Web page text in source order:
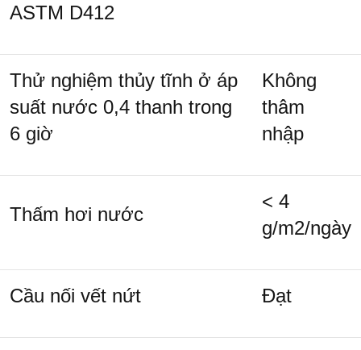
ASTM D412
Thử nghiệm thủy tĩnh ở áp
suất nước 0,4 thanh trong
6 giờ
Không
thâm
nhập
Thấm hơi nước
< 4
g/m2/ngày
Cầu nối vết nứt Đạt